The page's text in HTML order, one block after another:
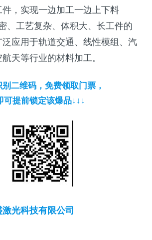
，实现一边加工一边上下料
、工艺复杂、体积大、长工件的
应用于轨道交通、线性模组、汽
天等行业的材料加工。
二维码，免费领取门票，
可提前锁定该爆品↓↓↓
光科技有限公司